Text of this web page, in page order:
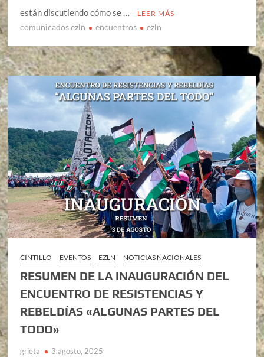
están discutiendo cómo se …
LEER MÁS
comunicados ezln encuentros ezln
CINTILLO EVENTOS EZLN NOTICIAS NACIONALES
RESUMEN DE LA INAUGURACIÓN DEL
ENCUENTRO DE RESISTENCIAS Y
REBELDÍAS «ALGUNAS PARTES DEL
TODO»
grieta 3 agosto, 2025